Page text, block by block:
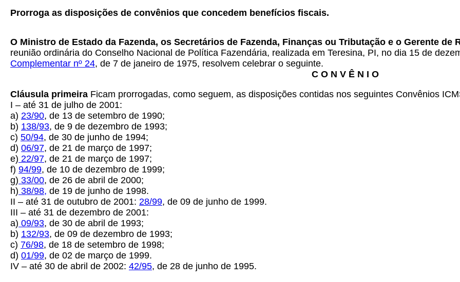
Prorroga as disposições de convênios que concedem benefícios fiscais.
O Ministro de Estado da Fazenda, os Secretários de Fazenda, Finanças ou Tributação e o Gerente de
reunião ordinária do Conselho Nacional de Política Fazendária, realizada em Teresina, PI, no dia 15 de
Complementar nº 24, de 7 de janeiro de 1975, resolvem celebrar o seguinte.
C O N V Ê N I O
Cláusula primeira Ficam prorrogadas, como seguem, as disposições contidas nos seguintes Convênios
I – até 31 de julho de 2001:
a) 23/90, de 13 de setembro de 1990;
b) 138/93, de 9 de dezembro de 1993;
c) 50/94, de 30 de junho de 1994;
d) 06/97, de 21 de março de 1997;
e) 22/97, de 21 de março de 1997;
f) 94/99, de 10 de dezembro de 1999;
g) 33/00, de 26 de abril de 2000;
h) 38/98, de 19 de junho de 1998.
II – até 31 de outubro de 2001: 28/99, de 09 de junho de 1999.
III – até 31 de dezembro de 2001:
a) 09/93, de 30 de abril de 1993;
b) 132/93, de 09 de dezembro de 1993;
c) 76/98, de 18 de setembro de 1998;
d) 01/99, de 02 de março de 1999.
IV – até 30 de abril de 2002: 42/95, de 28 de junho de 1995.